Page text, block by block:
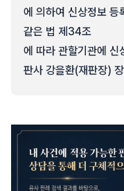
에 의하여 신상정보 등
같은 법 제34조
에 따라 관할기관에 신
판사 강을환(재판장)